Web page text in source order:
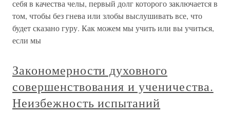
себя в качества челы, первый долг которого заключается в
том, чтобы без гнева или злобы выслушивать все, что
будет сказано гуру. Как можем мы учить или вы учиться,
если мы
Закономерности духовного
совершенствования и ученичества.
Неизбежность испытаний